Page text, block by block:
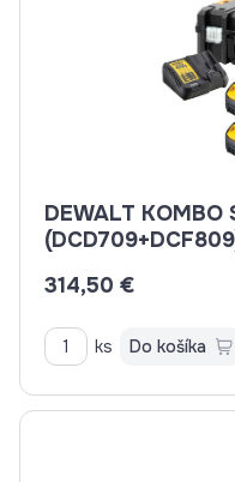
DEWALT KOMBO SADA 18V 2X4,0AH
314,50 €
ks Do košíka